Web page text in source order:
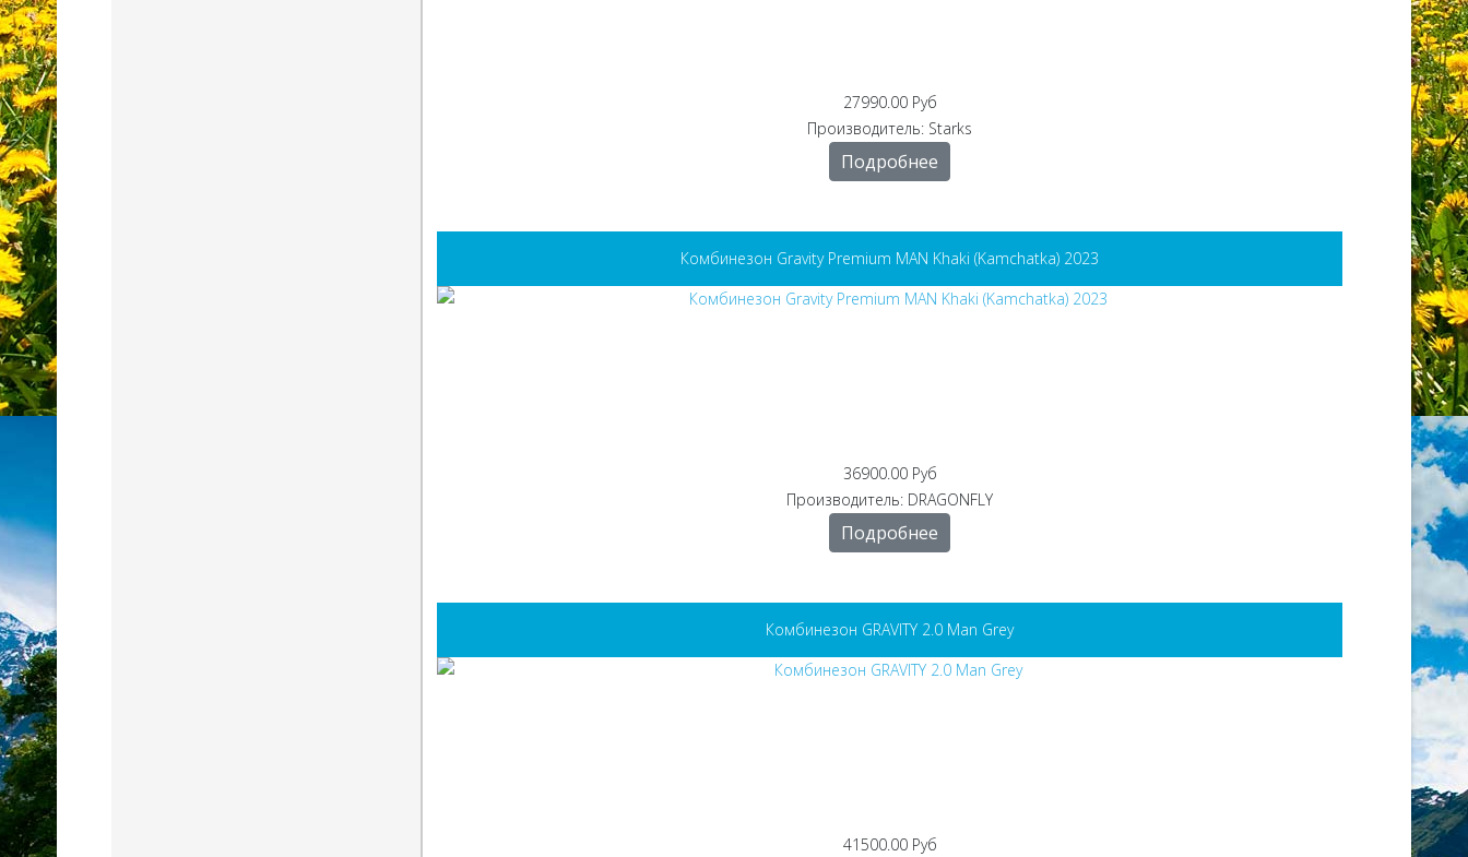
27990.00 Руб
Производитель: Starks
Подробнее
Комбинезон Gravity Premium MAN Khaki (Kamchatka) 2023
36900.00 Руб
Производитель: DRAGONFLY
Подробнее
Комбинезон GRAVITY 2.0 Man Grey
41500.00 Руб